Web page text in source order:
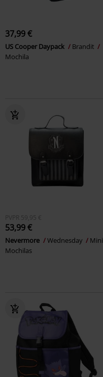
37,99 €
US Cooper Daypack
Brandit
Mochila
PVPR 59,95 €
53,99 €
Nevermore Wednesday
Mini
Mochilas